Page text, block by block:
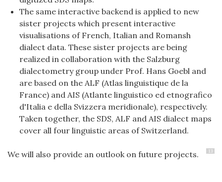
The same interactive backend is applied to new
sister projects which present interactive
visualisations of French, Italian and Romansh
dialect data. These sister projects are being
realized in collaboration with the Salzburg
dialectometry group under Prof. Hans Goebl and
are based on the ALF (Atlas linguistique de la
France) and AIS (Atlante linguistico ed etnografico
d'Italia e della Svizzera meridionale), respectively.
Taken together, the SDS, ALF and AIS dialect maps
cover all four linguistic areas of Switzerland.
13
We will also provide an outlook on future projects.